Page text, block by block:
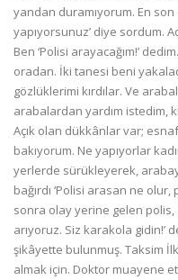
yandan duramıyorum. En
yapıyorsunuz’ diye sordum.
Ben ‘Polisi arayacağım!’
oradan. İki tanesi beni
gözlüklerimi kırdılar. Ve
arabalardan yardım istedim,
Açık olan dükkânlar var;
bakıyorum. Ne yapıyorlar
yerlerde sürükleyerek,
bağırdı ‘Polisi arasan ne
sonra olay yerine gelen polis,
arıyoruz. Siz karakola gidin!’
şikâyette bulunmuş. Taksim
almak için. Doktor muayene